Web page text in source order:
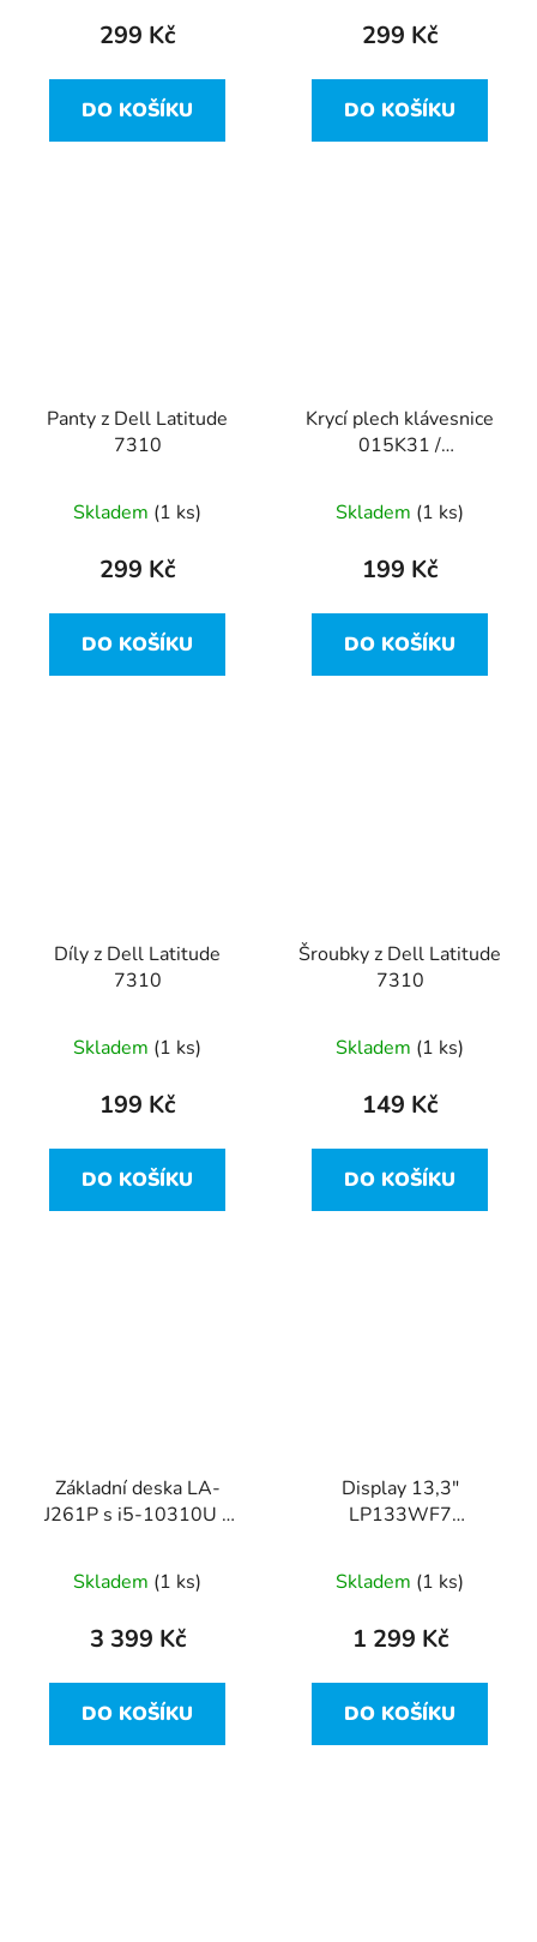
299 Kč
DO KOŠÍKU
299 Kč
DO KOŠÍKU
Panty z Dell Latitude
7310
Skladem (1 ks)
299 Kč
DO KOŠÍKU
Krycí plech klávesnice
015K31 /
Latitude 7310
Skladem (1 ks)
199 Kč
DO KOŠÍKU
Díly z Dell Latitude
7310
Skladem (1 ks)
199 Kč
DO KOŠÍKU
Šroubky z Dell Latitude
7310
Skladem (1 ks)
149 Kč
DO KOŠÍKU
Základní deska LA-
J261P s i5-10310U z
Skladem (1 ks)
3 399 Kč
DO KOŠÍKU
Display 13,3"
LP133WF7
30pin Slim z Dell
Latitude 7310
Skladem (1 ks)
1 299 Kč
DO KOŠÍKU